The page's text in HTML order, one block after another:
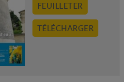
FEUILLETER
TÉLÉCHARGER